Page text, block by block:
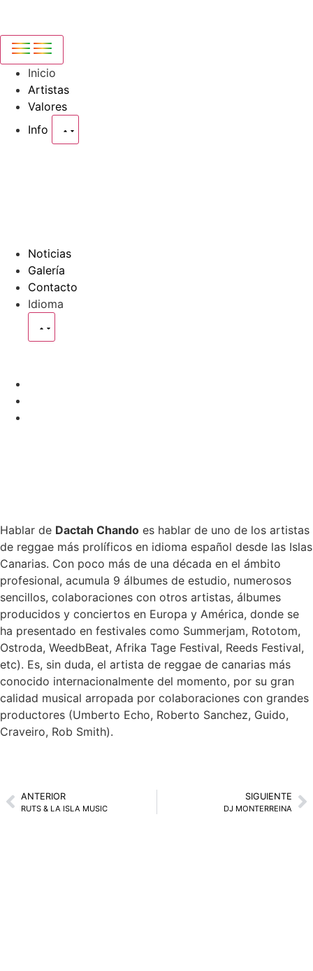
Inicio
Artistas
Valores
Info
Noticias
Galería
Contacto
Idioma
Hablar de Dactah Chando es hablar de uno de los artistas
de reggae más prolíficos en idioma español desde las Islas
Canarias. Con poco más de una década en el ámbito
profesional, acumula 9 álbumes de estudio, numerosos
sencillos, colaboraciones con otros artistas, álbumes
producidos y conciertos en Europa y América, donde se
ha presentado en festivales como Summerjam, Rototom,
Ostroda, WeedbBeat, Afrika Tage Festival, Reeds Festival,
etc). Es, sin duda, el artista de reggae de canarias más
conocido internacionalmente del momento, por su gran
calidad musical arropada por colaboraciones con grandes
productores (Umberto Echo, Roberto Sanchez, Guido,
Craveiro, Rob Smith).
ANTERIOR
RUTS & LA ISLA MUSIC
SIGUIENTE
DJ MONTERREINA